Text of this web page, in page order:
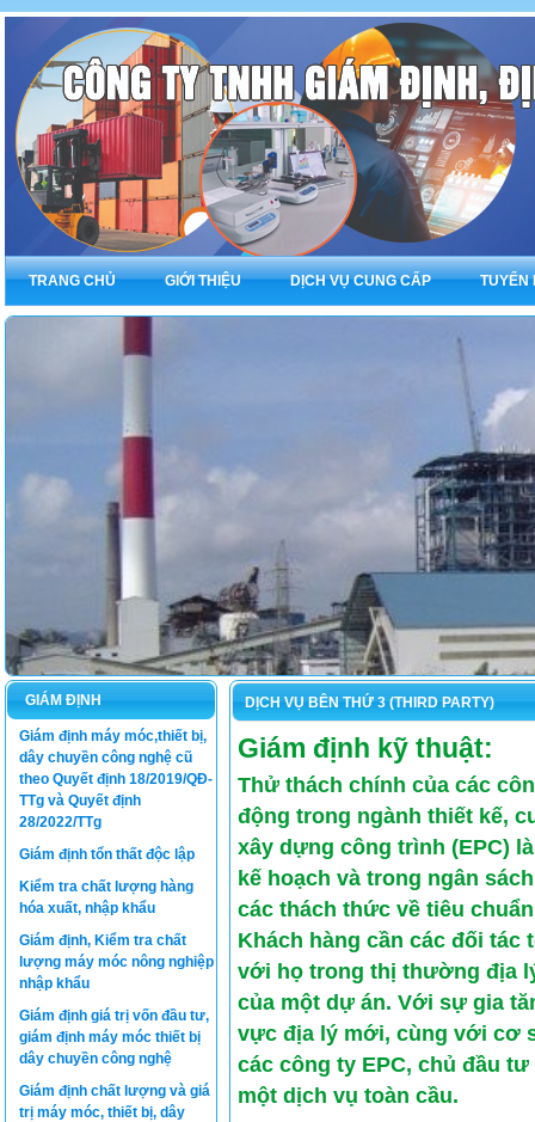
TRANG CHỦ GIỚI THIỆU DỊCH VỤ CUNG CẤP TUYỂN
GIÁM ĐỊNH
Giám định máy móc,thiết bị,
dây chuyền công nghệ cũ
theo Quyết định 18/2019/QĐ-
TTg và Quyết định
28/2022/TTg
Giám định tổn thất độc lập
Kiểm tra chất lượng hàng
hóa xuất, nhập khẩu
Giám định, Kiểm tra chất
lượng máy móc nông nghiệp
nhập khẩu
Giám định giá trị vốn đầu tư,
giám định máy móc thiết bị
dây chuyền công nghệ
Giám định chất lượng và giá
trị máy móc, thiết bị, dây
DỊCH VỤ BÊN THỨ 3 (THIRD PARTY)
Giám định kỹ thuật:
Thử thách chính của các
động trong ngành thiết kế,
xây dựng công trình (EPC)
kế hoạch và trong ngân
các thách thức về tiêu
Khách hàng cần các đối
với họ trong thị thường địa
của một dự án. Với sự gia
vực địa lý mới, cùng với cơ
các công ty EPC, chủ đầu
một dịch vụ toàn cầu.